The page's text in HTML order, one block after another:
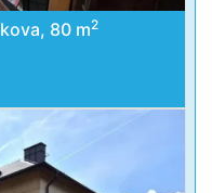
80 m2